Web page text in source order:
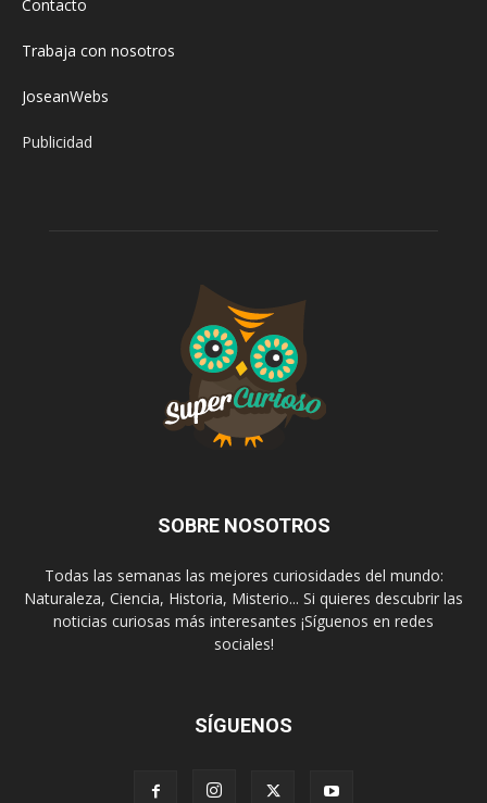
Contacto
Trabaja con nosotros
JoseanWebs
Publicidad
SOBRE NOSOTROS
Todas las semanas las mejores curiosidades del mundo:
Naturaleza, Ciencia, Historia, Misterio... Si quieres descubrir las
noticias curiosas más interesantes ¡Síguenos en redes
sociales!
SÍGUENOS